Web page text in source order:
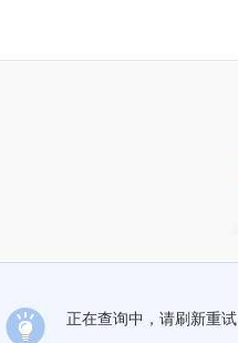
正在查询中，请刷新重试